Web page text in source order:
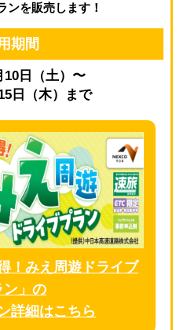
ンを販売します！
期間
10日（土）〜
日（木）まで
！みえ周遊ドライブ
ン」の
詳細はこちら